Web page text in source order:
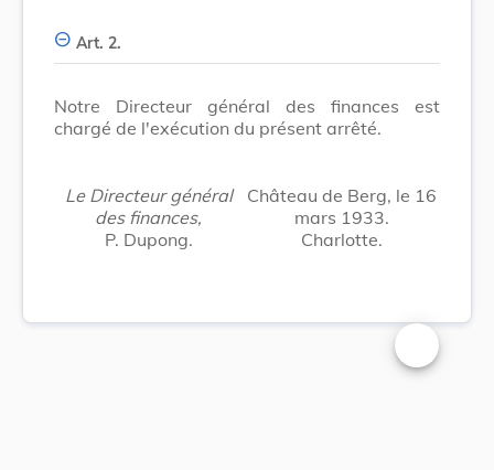
Art. 2.
Notre Directeur général des finances est
chargé de l'exécution du présent arrêté.
Le Directeur général
des finances,
P. Dupong.
Château de Berg, le 16
mars 1933.
Charlotte.
Changer la